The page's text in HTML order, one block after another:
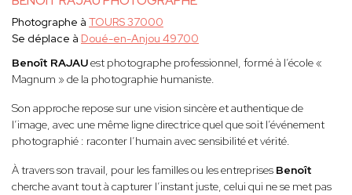
Photographe à TOURS 37000
Se déplace à Doué-en-Anjou 49700
Benoît RAJAUest photographe professionnel, formé à l’école «
Magnum » de la photographie humaniste.
Son approche repose sur une vision sincère et authentique de
l’image, avec une même ligne directrice quel que soit l’événement
photographié : raconter l’humain avec sensibilité et vérité.
À travers son travail, pour les familles ou les entreprises Benoît
cherche avant tout à capturer l’instant juste, celui qui ne se met pas